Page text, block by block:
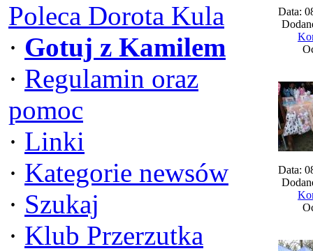
Poleca Dorota Kula
· Gotuj z Kamilem
· Regulamin oraz
pomoc
· Linki
· Kategorie newsów
· Szukaj
· Klub Przerzutka
Data:
Data: